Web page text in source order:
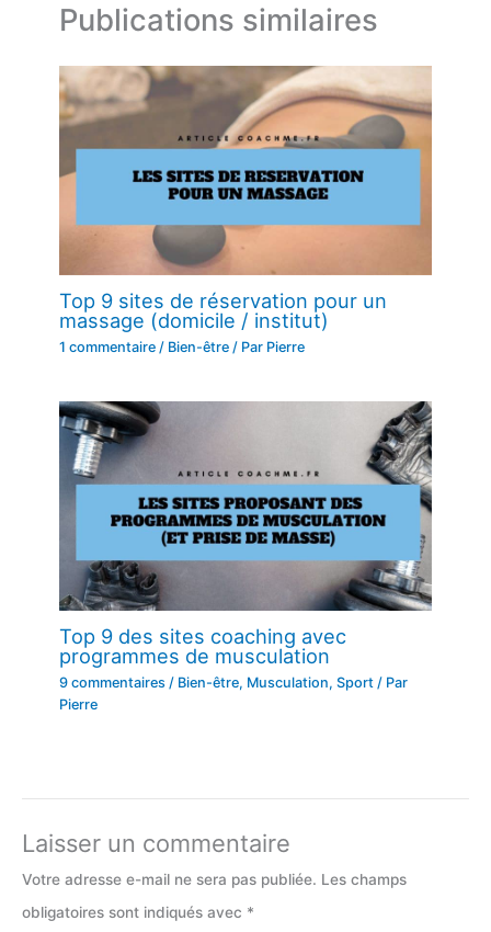
Publications similaires
Top 9 sites de réservation pour un
massage (domicile / institut)
1 commentaire / Bien-être / Par Pierre
Top 9 des sites coaching avec
programmes de musculation
9 commentaires / Bien-être, Musculation,Sport / Par
Pierre
Laisser un commentaire
Votre adresse e-mail ne sera pas publiée. Les champs
obligatoires sont indiqués avec *